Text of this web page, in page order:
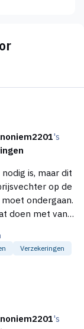
's
is, maar dit
op de
ondergaan.
doen met van
uit wordt
onderging,
AOV markt
die
Verzekeringen
's